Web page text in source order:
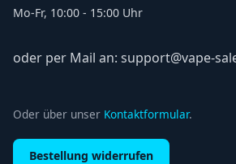
Mo-Fr, 10:00 - 15:00 Uhr
oder per Mail an: support@vape-
Oder über unser Kontaktformular.
Bestellung widerrufen